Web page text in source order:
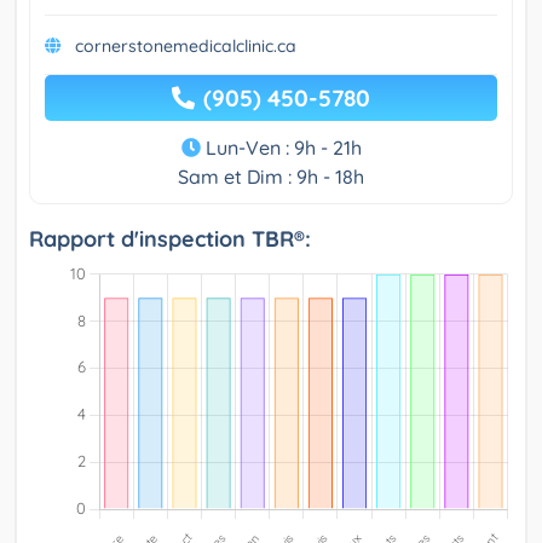
cornerstonemedicalclinic.ca
(905) 450-5780
Lun-Ven : 9h - 21h
Sam et Dim : 9h - 18h
Rapport d'inspection TBR®: